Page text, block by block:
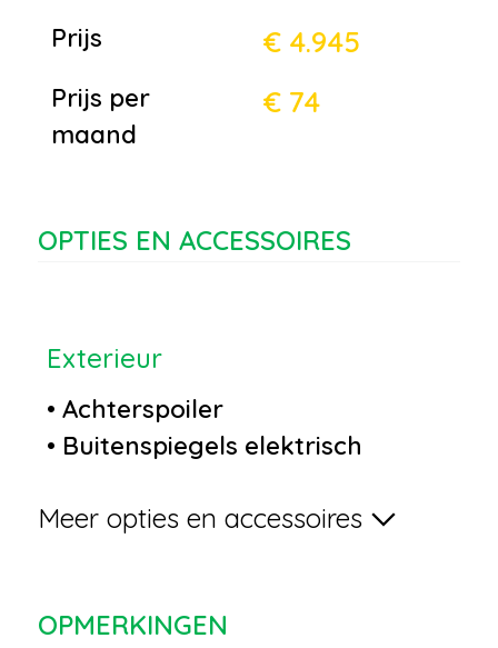
Prijs
€ 4.945
Prijs per
maand
€ 74
OPTIES EN ACCESSOIRES
Exterieur
• Achterspoiler
• Buitenspiegels elektrisch
•Centrale deurvergrendeling
•Parkeersensor achter
Meer opties en accessoires
OPMERKINGEN